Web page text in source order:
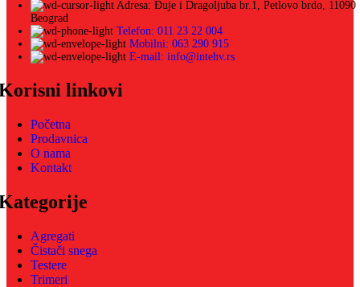
Adresa: Đuje i Dragoljuba br.1, Petlovo brdo, 11090
Beograd
Telefon: 011 23 22 004
Mobilni: 063 290 915
E-mail: info@intehv.rs
linkovi
Početna
Prodavnica
O nama
Kontakt
Agregati
Čistači snega
Testere
Trimeri